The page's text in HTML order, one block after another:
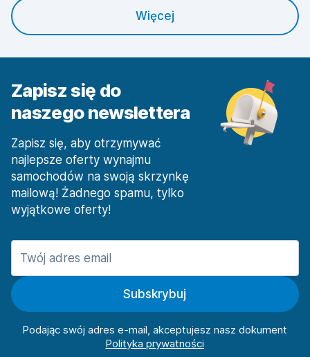
Więcej
Zapisz się do
naszego newslettera
Zapisz się, aby otrzymywać
najlepsze oferty wynajmu
samochodów na swoją skrzynkę
mailową! Żadnego spamu, tylko
wyjątkowe oferty!
Subskrybuj
Podając swój adres e-mail, akceptujesz nasz dokument